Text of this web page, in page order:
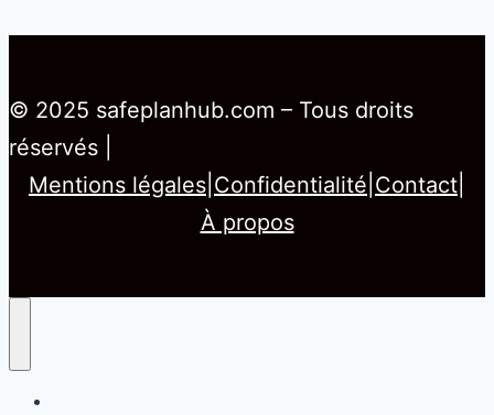
© 2025 safeplanhub.com – Tous droits
réservés |
Mentions légales Confidentialité Contact
À propos